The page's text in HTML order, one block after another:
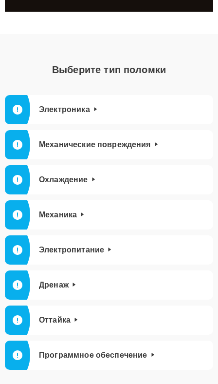
Выберите тип поломки
Электроника
Механические повреждения
Охлаждение
Механика
Электропитание
Дренаж
Оттайка
Программное обеспечение